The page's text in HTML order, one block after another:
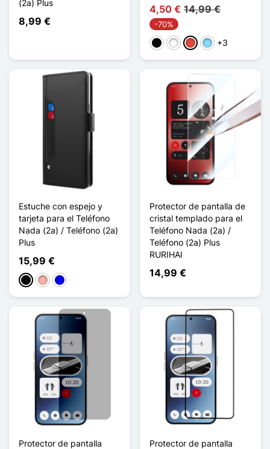
(2a) Plus
8,99 €
4,50 € 14,99 €
-70%
NegroBlancoRojoAzul claro
+3
Estuche con espejo y
tarjeta para el Teléfono
Nada (2a) / Teléfono (2a)
Plus
15,99 €
NegroOro rosa
Azul
Protector de pantalla de
cristal templado para el
Teléfono Nada (2a) /
Teléfono (2a) Plus
RURIHAI
14,99 €
Protector de pantalla
Protector de pantalla